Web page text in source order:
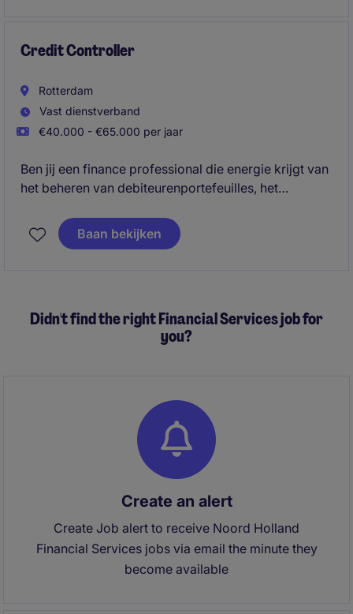
Credit Controller
Rotterdam
Vast dienstverband
€40.000 - €65.000 per jaar
Ben jij een finance professional die energie krijgt van
het beheren van debiteurenportefeuilles, het
financiële risico's? In deze veelzijdige functie
combineer je operationeel debiteurenbeheer met
Baan bekijken
Didn't find the right Financial Services job for
you?
Create an alert
Create Job alert to receive Noord Holland
Financial Services jobs via email the minute they
become available